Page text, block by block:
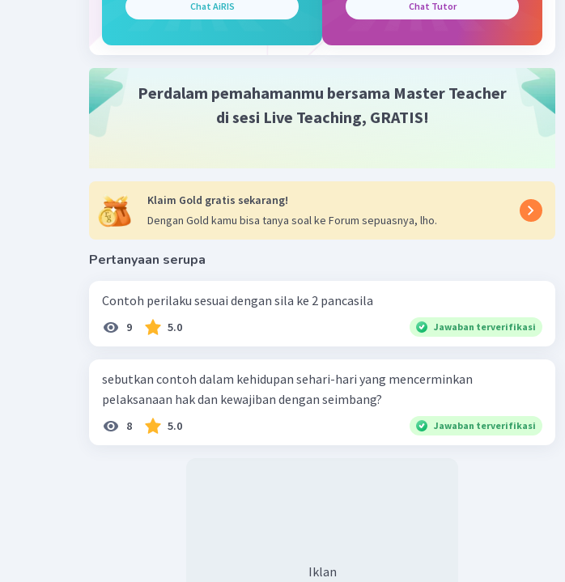
Chat AiRIS Chat Tutor
Perdalam pemahamanmu bersama Master Teacher
di sesi Live Teaching, GRATIS!
Klaim Gold gratis sekarang!
Dengan Gold kamu bisa tanya soal ke Forum sepuasnya, lho.
Pertanyaan serupa
Contoh perilaku sesuai dengan sila ke 2 pancasila
9 5.0 Jawaban terverifikasi
sebutkan contoh dalam kehidupan sehari-hari yang mencerminkan
pelaksanaan hak dan kewajiban dengan seimbang?
8 5.0 Jawaban terverifikasi
Iklan